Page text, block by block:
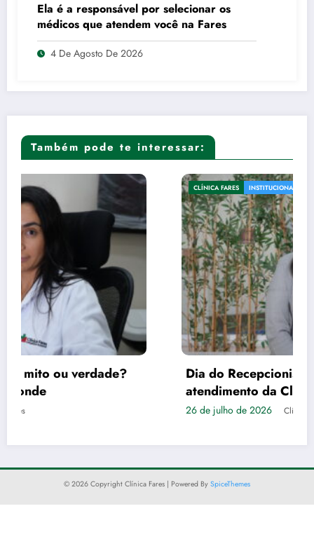
Ela é a responsável por selecionar os
médicos que atendem você na Fares
4 De Agosto De 2026
Também pode te interessar:
Dia do Recepcionista: Empatia é a tônica no
atendimento da Clínica Fares
© 2026 Copyright Clínica Fares | Powered By SpiceThemes